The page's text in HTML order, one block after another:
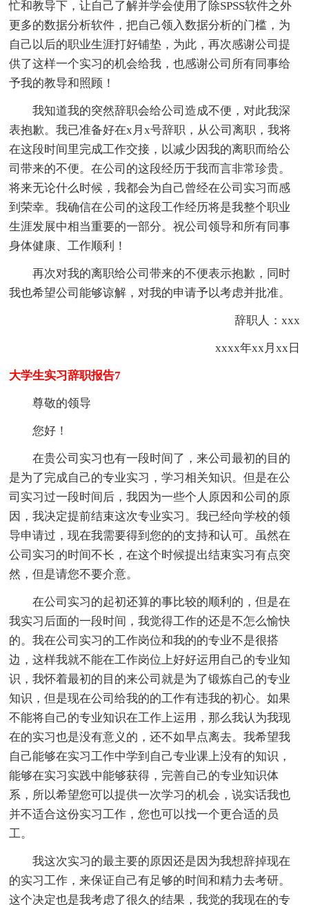
忙和教导下，让自己了解并学会使用了除SPSS软件之外
更多的数据分析软件，把自己领入数据分析的门槛，为
自己以后的职业生涯打好铺垫，为此，再次感谢公司提
供了这样一个实习的机会给我，也感谢公司所有同事给
予我的教导和照顾！
我知道我的突然辞职会给公司造成不便，对此我深
表抱歉。我已准备好在x月x号辞职，从公司离职，我将
在这段时间里完成工作交接，以减少因我的离职而给公
司带来的不便。在公司的这段经历于我而言非常珍贵。
将来无论什么时候，我都会为自己曾经在公司实习而感
到荣幸。我确信在公司的这段工作经历将是我整个职业
生涯发展中相当重要的一部分。祝公司领导和所有同事
身体健康、工作顺利！
再次对我的离职给公司带来的不便表示抱歉，同时
我也希望公司能够谅解，对我的申请予以考虑并批准。
辞职人：xxx
xxxx年xx月xx日
大学生实习辞职报告7
尊敬的领导
您好！
在贵公司实习也有一段时间了，来公司最初的目的
是为了完成自己的专业实习，学习相关知识。但是在公
司实习过一段时间后，我因为一些个人原因和公司的原
因，我决定提前结束这次专业实习。我已经向学校的领
导申请过，现在我需要得到您的的支持和认可。虽然在
公司实习的时间不长，在这个时候提出结束实习有点突
然，但是请您不要介意。
在公司实习的起初还算的事比较的顺利的，但是在
我实习后面的一段时间，我觉得工作的还是不怎么愉快
的。我在公司实习的工作岗位和我的的专业不是很搭
边，这样我就不能在工作岗位上好好运用自己的专业知
识，我怀着最初的目的来公司就是为了锻炼自己的专业
知识，但是现在公司给我的的工作有违我的初心。如果
不能将自己的专业知识在工作上运用，那么我认为我现
在的实习也是没有意义的，还不如早点离去。我希望我
自己能够在实习工作中学到自己专业课上没有的知识，
能够在实习实践中能够获得，完善自己的专业知识体
系，所以希望您可以提供一次学习的机会，说实话我也
并不适合这份实习工作，您也可以找一个更合适的员
工。
我这次实习的最主要的原因还是因为我想辞掉现在
的实习工作，来保证自己有足够的时间和精力去考研。
这个决定也是我考虑了很久的结果，我觉的我现在的专